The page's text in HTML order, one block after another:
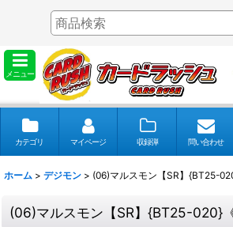
メニュー
カテゴリ マイページ 収録弾 問い合わせ
ホーム > デジモン > (06)マルスモン【SR】{BT25-
(06)マルスモン【SR】{BT25-020}《